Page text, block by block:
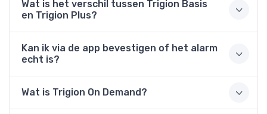
Wat is het verschil tussen Trigion Basis
en Trigion Plus?
Kan ik via de app bevestigen of het alarm
echt is?
Wat is Trigion On Demand?